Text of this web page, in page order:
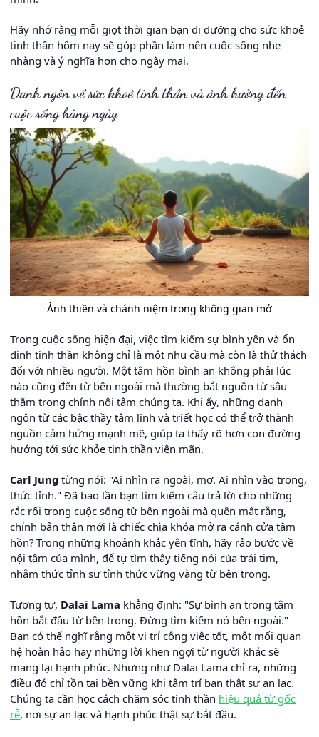
Hãy nhớ rằng mỗi giọt thời gian bạn di dưỡng cho sức khoẻ
tinh thần hôm nay sẽ góp phần làm nên cuộc sống nhẹ
nhàng và ý nghĩa hơn cho ngày mai.
Danh ngôn về sức khoẻ tinh thần và ảnh hưởng đến
cuộc sống hàng ngày
Ảnh thiền và chánh niệm trong không gian mở
Trong cuộc sống hiện đại, việc tìm kiếm sự bình yên và ổn
định tinh thần không chỉ là một nhu cầu mà còn là thử thách
đối với nhiều người. Một tâm hồn bình an không phải lúc
nào cũng đến từ bên ngoài mà thường bắt nguồn từ sâu
thẳm trong chính nội tâm chúng ta. Khi ấy, những danh
ngôn từ các bậc thầy tâm linh và triết học có thể trở thành
nguồn cảm hứng mạnh mẽ, giúp ta thấy rõ hơn con đường
hướng tới sức khỏe tinh thần viên mãn.
Carl Jung từng nói: "Ai nhìn ra ngoài, mơ. Ai nhìn vào trong,
thức tỉnh." Đã bao lần bạn tìm kiếm câu trả lời cho những
rắc rối trong cuộc sống từ bên ngoài mà quên mất rằng,
chính bản thân mới là chiếc chìa khóa mở ra cánh cửa tâm
hồn? Trong những khoảnh khắc yên tĩnh, hãy rảo bước về
nội tâm của mình, để tự tìm thấy tiếng nói của trái tim,
nhằm thức tỉnh sự tỉnh thức vững vàng từ bên trong.
Tương tự, Dalai Lama khẳng định: "Sự bình an trong tâm
hồn bắt đầu từ bên trong. Đừng tìm kiếm nó bên ngoài."
Bạn có thể nghĩ rằng một vị trí công việc tốt, một mối quan
hệ hoàn hảo hay những lời khen ngợi từ người khác sẽ
mang lại hạnh phúc. Nhưng như Dalai Lama chỉ ra, những
điều đó chỉ tồn tại bền vững khi tâm trí bạn thật sự an lạc.
Chúng ta cần học cách chăm sóc tinh thần hiệu quả từ gốc
rễ, nơi sự an lạc và hạnh phúc thật sự bắt đầu.